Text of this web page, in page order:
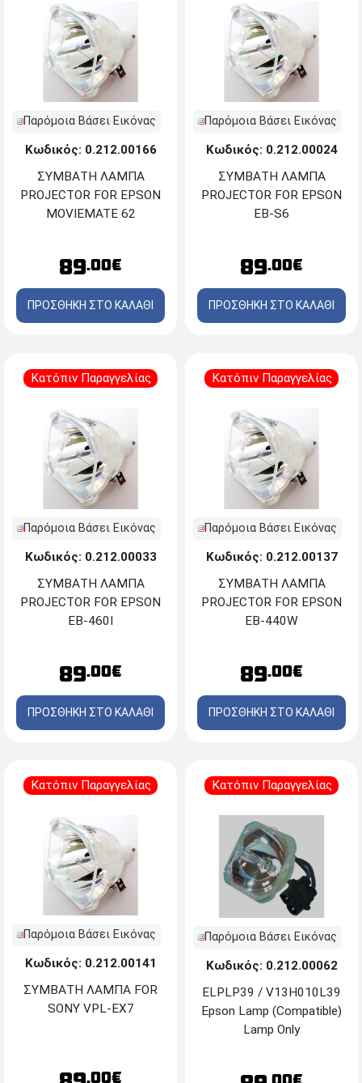
Παρόμοια Βάσει Εικόνας
Κωδικός: 0.212.00166
ΣΥΜΒΑΤΗ ΛΑΜΠΑ
PROJECTOR FOR EPSON
MOVIEMATE 62
89.00€
ΠΡΟΣΘΗΚΗ ΣΤΟ ΚΑΛΑΘΙ
Παρόμοια Βάσει Εικόνας
Κωδικός: 0.212.00024
ΣΥΜΒΑΤΗ ΛΑΜΠΑ
PROJECTOR FOR EPSON
EB-S6
89.00€
ΠΡΟΣΘΗΚΗ ΣΤΟ ΚΑΛΑΘΙ
Κατόπιν Παραγγελίας
Παρόμοια Βάσει Εικόνας
Κωδικός: 0.212.00033
ΣΥΜΒΑΤΗ ΛΑΜΠΑ
PROJECTOR FOR EPSON
EB-460I
89.00€
ΠΡΟΣΘΗΚΗ ΣΤΟ ΚΑΛΑΘΙ
Κατόπιν Παραγγελίας
Παρόμοια Βάσει Εικόνας
Κωδικός: 0.212.00137
ΣΥΜΒΑΤΗ ΛΑΜΠΑ
PROJECTOR FOR EPSON
EB-440W
89.00€
ΠΡΟΣΘΗΚΗ ΣΤΟ ΚΑΛΑΘΙ
Κατόπιν Παραγγελίας
Παρόμοια Βάσει Εικόνας
Κωδικός: 0.212.00141
ΣΥΜΒΑΤΗ ΛΑΜΠΑ FOR
SONY VPL-EX7
.00€
Κατόπιν Παραγγελίας
Παρόμοια Βάσει Εικόνας
Κωδικός: 0.212.00062
ELPLP39 / V13H010L39
Epson Lamp (Compatible)
Lamp Only